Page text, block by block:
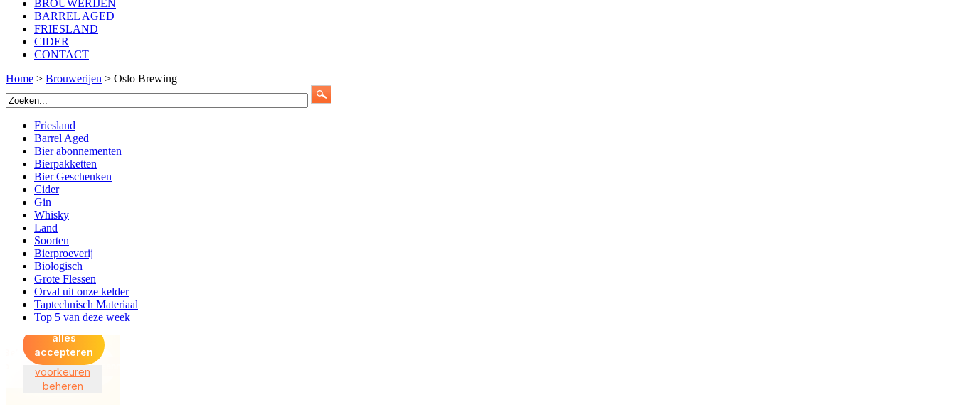
BROUWERIJEN
BARREL AGED
FRIESLAND
CIDER
CONTACT
Home > Brouwerijen > Oslo Brewing
Friesland
Barrel Aged
Bier abonnementen
Bierpakketten
Bier Geschenken
Cider
Gin
Whisky
Land
Soorten
Bierproeverij
Biologisch
Grote Flessen
Orval uit onze kelder
Taptechnisch Materiaal
Top 5 van deze week